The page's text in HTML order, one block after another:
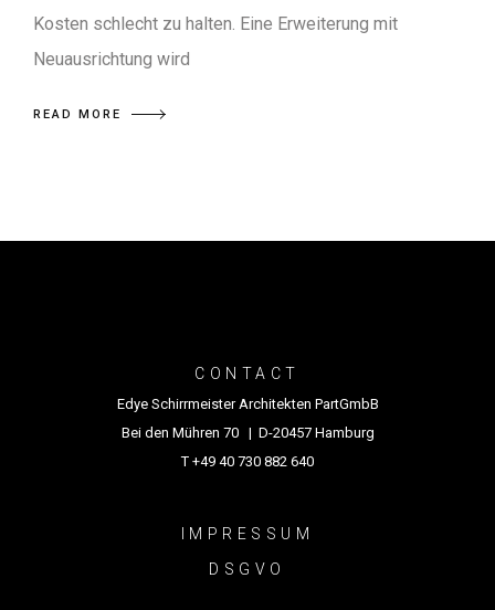
Kosten schlecht zu halten. Eine Erweiterung mit
Neuausrichtung wird
READ MORE
CONTACT
Edye Schirrmeister Architekten PartGmbB
Bei den Mühren 70 | D-20457 Hamburg
T +49 40 730 882 640
IMPRESSUM
DSGVO